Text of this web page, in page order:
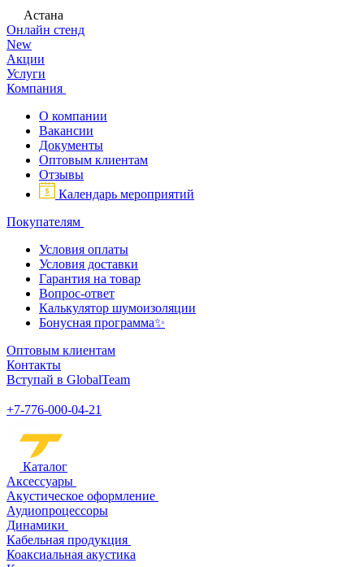
Астана
Онлайн стенд
New
Акции
Услуги
Компания
О компании
Вакансии
Документы
Оптовым клиентам
Отзывы
Календарь мероприятий
Покупателям
Условия оплаты
Условия доставки
Гарантия на товар
Вопрос-ответ
Калькулятор шумоизоляции
Бонусная программа✨
Оптовым клиентам
Контакты
Вступай в GlobalTeam
+7-776-000-04-21
Каталог
Аксессуары
Акустическое оформление
Аудиопроцессоры
Динамики
Кабельная продукция
Коаксиальная акустика